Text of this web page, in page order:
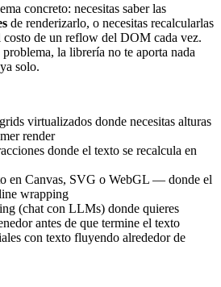
concreto: necesitas saber las
de renderizarlo, o necesitas recalcularlas
costo de un reflow del DOM cada vez.
la librería no te aporta nada
solo.
virtualizados donde necesitas alturas
render
donde el texto se recalcula en
en Canvas, SVG o WebGL — donde el
wrapping
(chat con LLMs) donde quieres
antes de que termine el texto
con texto fluyendo alrededor de